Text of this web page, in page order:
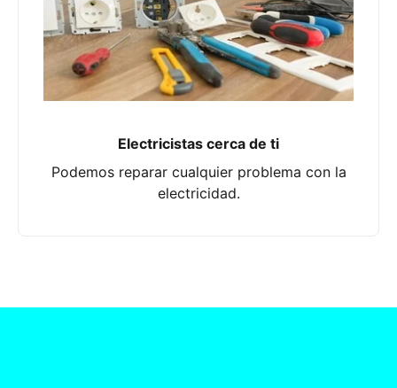
Electricistas cerca de ti
Podemos reparar cualquier problema con la
electricidad.